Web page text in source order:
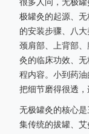
很多人问，无极
极罐灸的起源、
的安装步骤、八
颈肩部、上背部
灸的临床功效、
程内容。小到药
把细节磨得很透，
无极罐灸的核心
集传统的拔罐、艾